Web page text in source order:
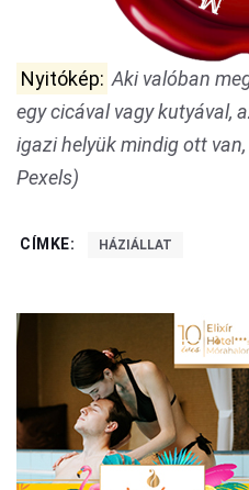
Nyitókép: Aki valóban
egy cicával vagy kutyával,
igazi helyük mindig ott
Pexels)
CÍMKE: HÁZIÁLLAT